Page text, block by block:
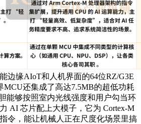
边缘AIoT和人机界面的64位RZ/G3E
MCU还集成了高达7.5MB的超低功耗
能够按照室内光线强度和用户勾当环
AI 芯片配上大模子，它为 Cortex-M
令，能让机械人正在尺度化场景里搞